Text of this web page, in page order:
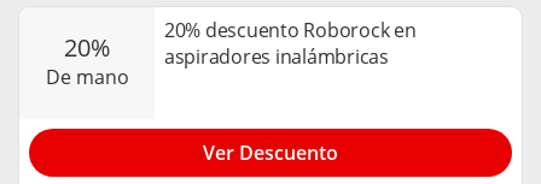
20%
de mano
20% descuento Roborock en
aspiradores inalámbricas
Ver Descuento